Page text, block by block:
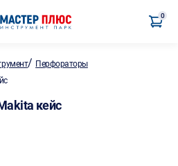
0
/ Перфораторы
кейс